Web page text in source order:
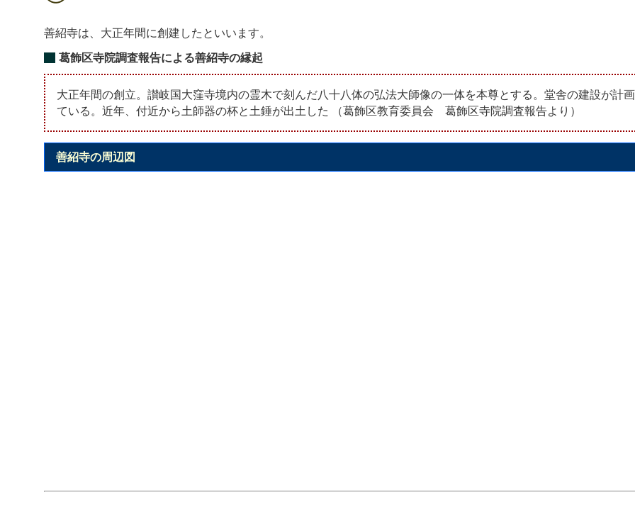
善紹寺は、大正年間に創建したといいます。
葛飾区寺院調査報告による善紹寺の縁起
大正年間の創立。讃岐国大窪寺境内の霊木で刻んだ八十八体の弘法大師像の一体を本尊とする。堂舎の建設が計
ている。近年、付近から土師器の杯と土錘が出土した （葛飾区教育委員会 葛飾区寺院調査報告より）
善紹寺の周辺図